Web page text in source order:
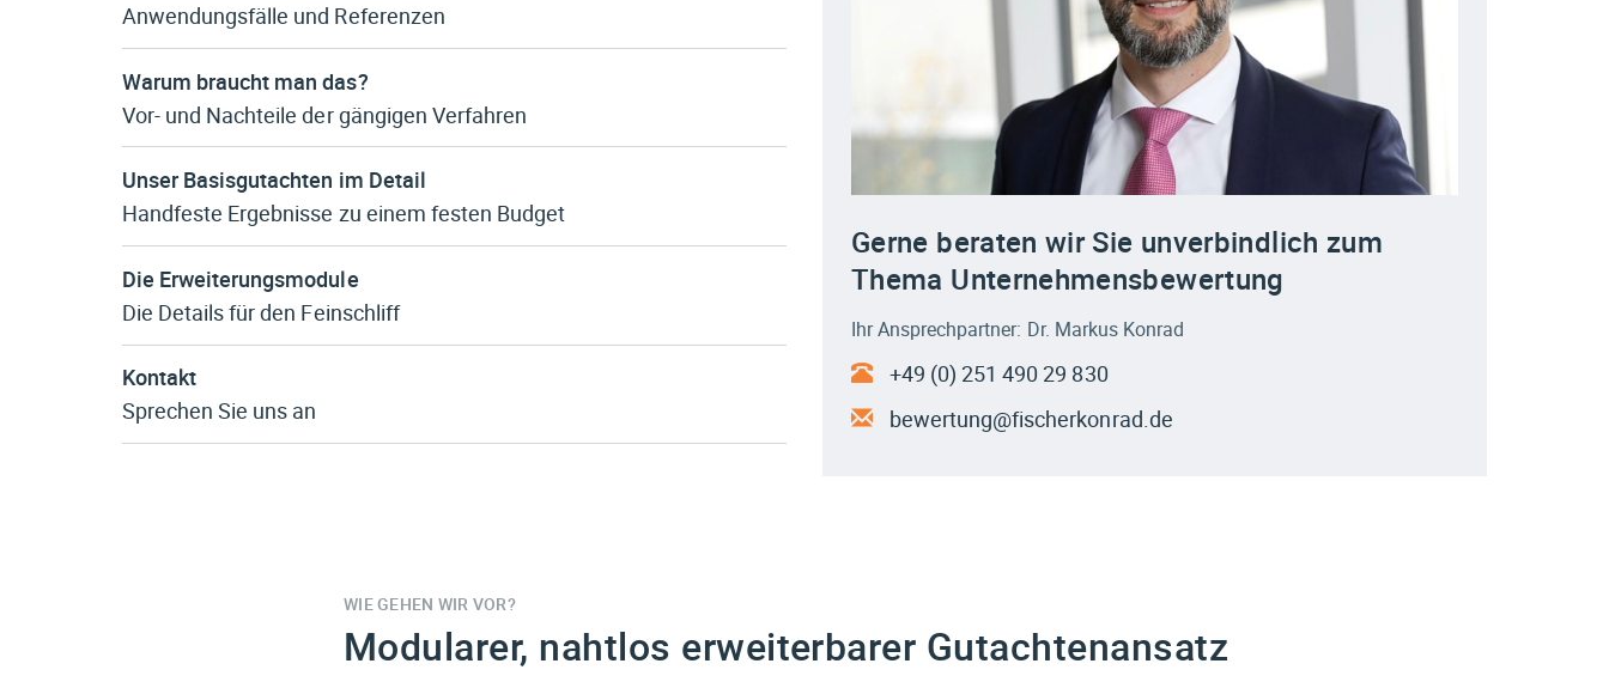
Anwendungsfälle und Referenzen
Warum braucht man das?
Vor- und Nachteile der gängigen Verfahren
Unser Basisgutachten im Detail
Handfeste Ergebnisse zu einem festen Budget
Die Erweiterungsmodule
Die Details für den Feinschliff
Kontakt
Sprechen Sie uns an
Gerne beraten wir Sie unverbindlich zum
Thema Unternehmensbewertung
Ihr Ansprechpartner: Dr. Markus Konrad
+49 (0) 251 490 29 830
bewertung@fischerkonrad.de
WIE GEHEN WIR VOR?
Modularer, nahtlos erweiterbarer Gutachtenansatz